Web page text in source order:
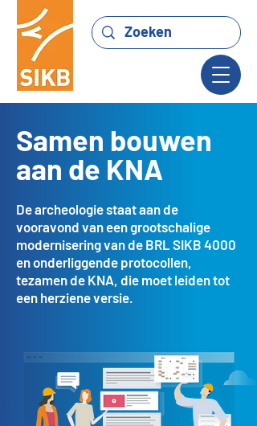
Samen bouwen
aan de KNA
De archeologie staat aan de
vooravond van een grootschalige
modernisering van de BRL SIKB 4000
en onderliggende protocollen,
tezamen de KNA, die moet leiden tot
een herziene versie.